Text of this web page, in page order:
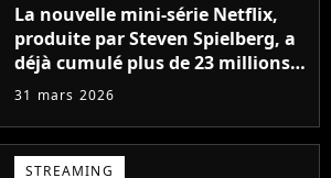
La nouvelle mini-série Netflix,
produite par Steven Spielberg, a
déjà cumulé plus de 23 millions
de vues
31 mars 2026
STREAMING